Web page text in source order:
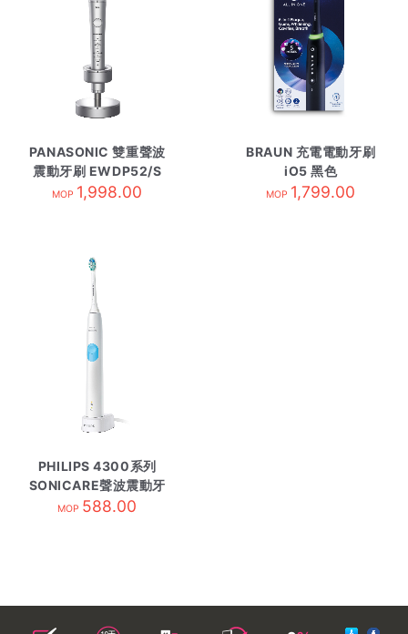
PANASONIC 雙重聲波
震動牙刷 EWDP52/S
MOP 1,998.00
BRAUN 充電電動牙刷
iO5 黑色
MOP 1,799.00
PHILIPS 4300系列
SONICARE聲波震動牙
刷 HX6808/02 白色
MOP 588.00